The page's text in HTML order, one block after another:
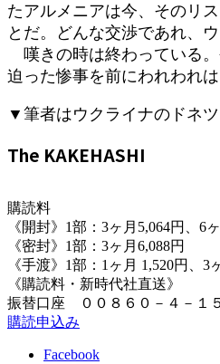
たアルメニアは今、そのリ
とだ。どんな交渉であれ、
嘆きの時は終わっている。
迫った惨事を前にわれわれ
▼筆者はウクライナのドネ
The KAKEHASHI
購読料
《開封》1部：3ヶ月5,064円、
《密封》1部：3ヶ月6,088円
《手渡》1部：1ヶ月 1,520円、3
《購読料・新時代社直送》
振替口座 ００８６０－４－１
購読申込み
Facebook